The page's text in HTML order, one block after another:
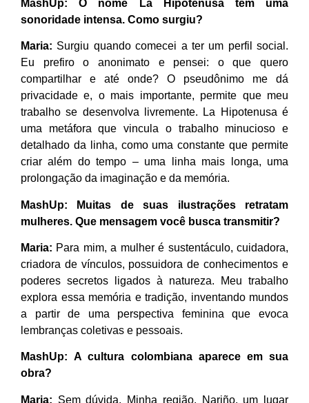
MashUp: O nome La Hipotenusa tem uma
sonoridade intensa. Como surgiu?
Maria: Surgiu quando comecei a ter um perfil social.
Eu prefiro o anonimato e pensei: o que quero
compartilhar e até onde? O pseudônimo me dá
privacidade e, o mais importante, permite que meu
trabalho se desenvolva livremente. La Hipotenusa é
uma metáfora que vincula o trabalho minucioso e
detalhado da linha, como uma constante que permite
criar além do tempo – uma linha mais longa, uma
prolongação da imaginação e da memória.
MashUp:
Muitas de suas ilustrações retratam
mulheres. Que mensagem você busca transmitir?
Maria: Para mim, a mulher é sustentáculo, cuidadora,
criadora de vínculos, possuidora de conhecimentos e
poderes secretos ligados à natureza. Meu trabalho
explora essa memória e tradição, inventando mundos
a partir de uma perspectiva feminina que evoca
lembranças coletivas e pessoais.
MashUp: A cultura colombiana aparece em sua
obra?
Maria: Sem dúvida. Minha região, Nariño, um lugar